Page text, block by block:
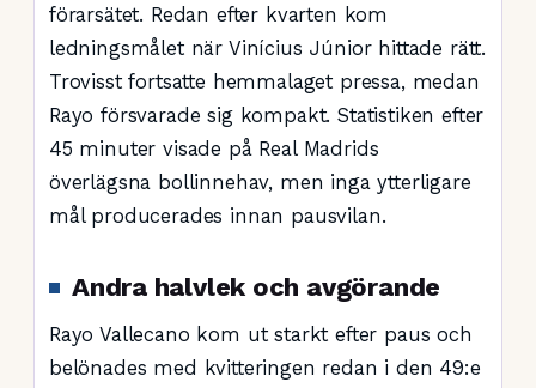
förarsätet. Redan efter kvarten kom
ledningsmålet när Vinícius Júnior hittade rätt.
Trovisst fortsatte hemmalaget pressa, medan
Rayo försvarade sig kompakt. Statistiken efter
45 minuter visade på Real Madrids
överlägsna bollinnehav, men inga ytterligare
mål producerades innan pausvilan.
Andra halvlek och avgörande
Rayo Vallecano kom ut starkt efter paus och
belönades med kvitteringen redan i den 49:e